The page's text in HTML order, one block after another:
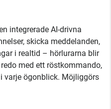
integrerade AI-drivna
skicka meddelanden,
i realtid – hörlurarna blir
med ett röstkommando,
varje ögonblick. Möjliggörs